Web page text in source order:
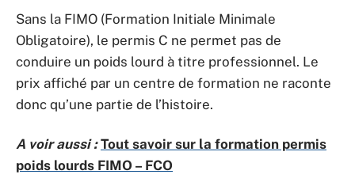
Sans la FIMO (Formation Initiale Minimale
Obligatoire), le permis C ne permet pas de
conduire un poids lourd à titre professionnel. Le
prix affiché par un centre de formation ne raconte
donc qu’une partie de l’histoire.
A voir aussi : Tout savoir sur la formation permis
poids lourds FIMO – FCO